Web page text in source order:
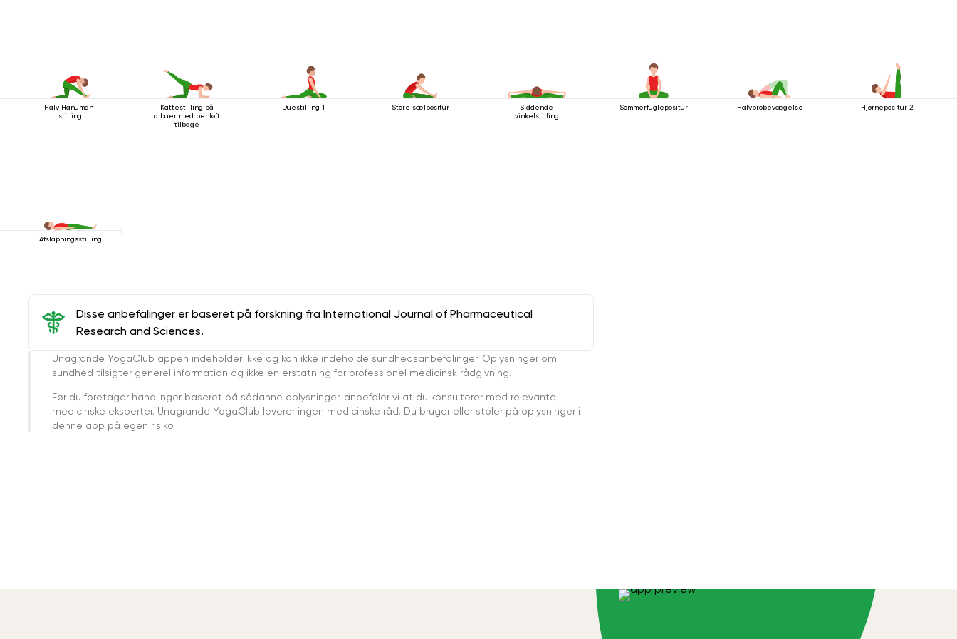
Halv Hanuman-
stilling
Kattestilling på
albuer med benløft
tilbage
Duestilling 1 Store sælpositur
Siddende
vinkelstilling
Sommerfuglepositur Halvbrobevægelse Hjørnepositur 2
Afslapningsstilling
Disse anbefalinger er baseret på forskning fra International Journal of Pharmaceutical
Research and Sciences.
Unagrande YogaClub appen indeholder ikke og kan ikke indeholde sundhedsanbefalinger. Oplysninger om
sundhed tilsigter generel information og ikke en erstatning for professionel medicinsk rådgivning.
Før du foretager handlinger baseret på sådanne oplysninger, anbefaler vi at du konsulterer med relevante
medicinske eksperter. Unagrande YogaClub leverer ingen medicinske råd. Du bruger eller stoler på oplysninger i
denne app på egen risiko.